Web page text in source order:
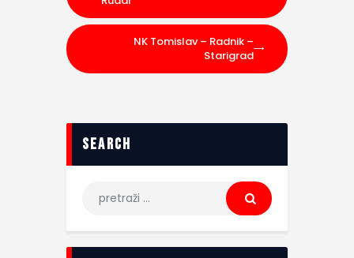
NK Tomislav – Radnik –
Starigrad
search